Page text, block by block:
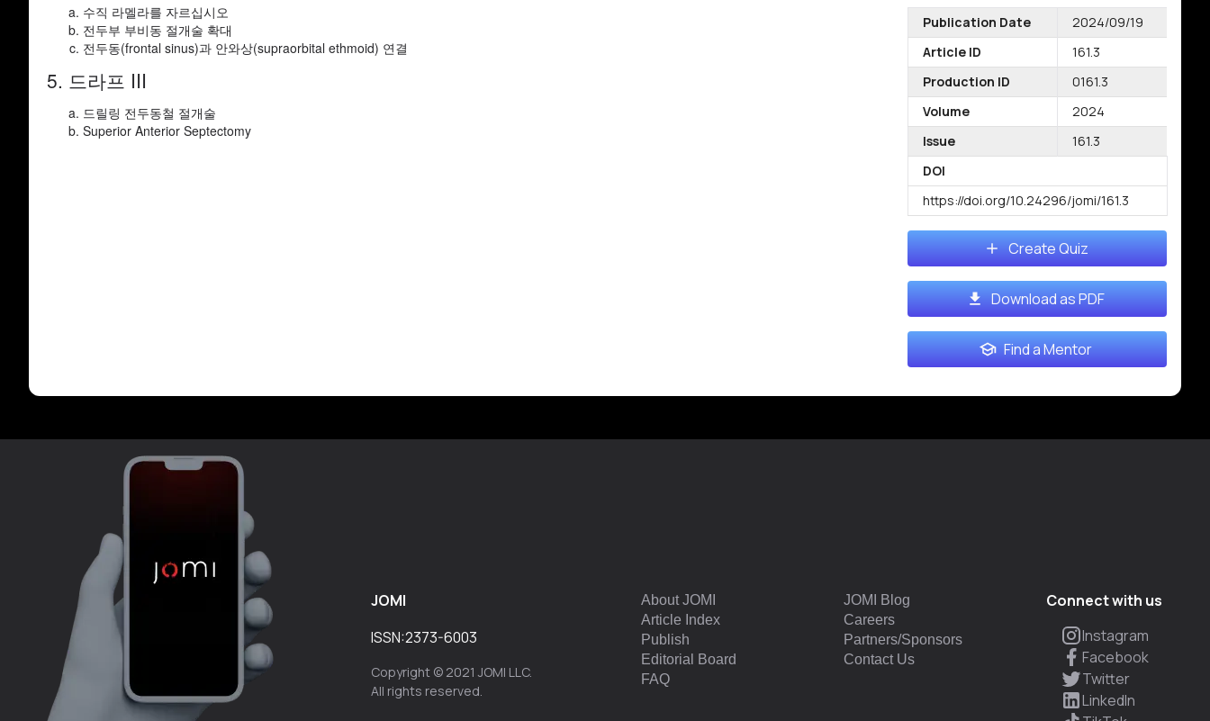
수직 라멜라를 자르십시오
전두부 부비동 절개술 확대
전두동(frontal sinus)과 안와상(supraorbital ethmoid) 연결
5. 드라프 III
드릴링 전두동철 절개술
Superior Anterior Septectomy
Publication Date
2024/09/19
Article ID
161.3
Production ID
0161.3
Volume
2024
Issue
161.3
DOI
https://doi.org/10.24296/jomi/161.3
Create Quiz
Download as PDF
Find a Mentor
JOMI
ISSN:2373-6003
Copyright © 2021 JOMI LLC.
All rights reserved.
About JOMI
Article Index
Publish
Editorial Board
FAQ
JOMI Blog
Careers
Partners/Sponsors
Contact Us
Connect with us
Instagram
Facebook
Twitter
LinkedIn